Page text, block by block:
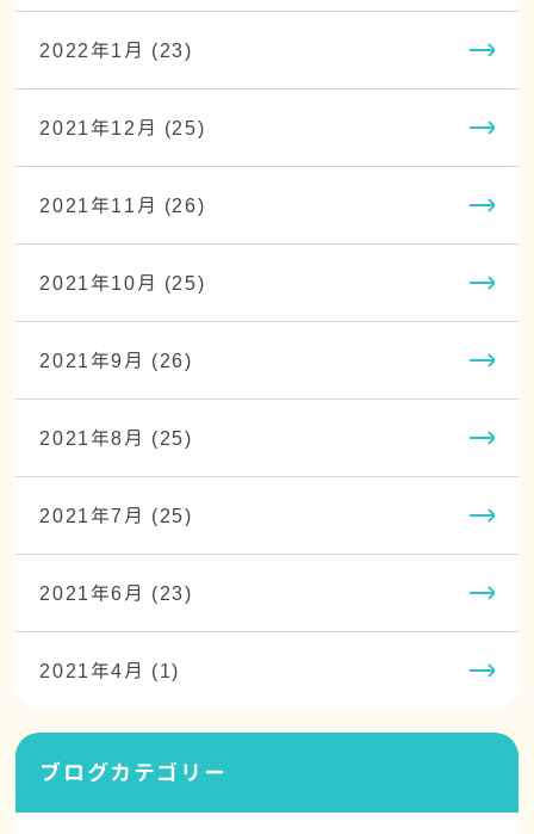
2022年1月 (23)
2021年12月 (25)
2021年11月 (26)
2021年10月 (25)
2021年9月 (26)
2021年8月 (25)
2021年7月 (25)
2021年6月 (23)
2021年4月 (1)
ブログカテゴリー